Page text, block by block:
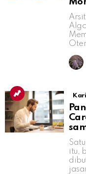
itu,